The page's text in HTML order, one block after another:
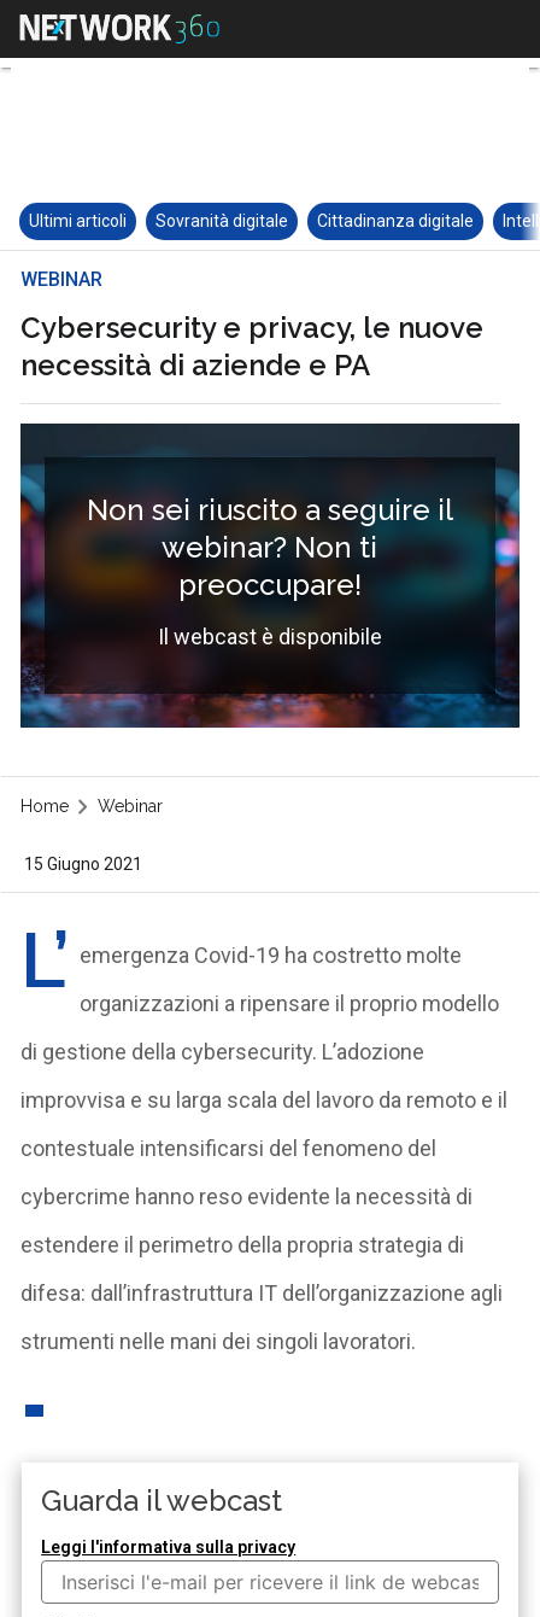
Ultimi articoli Sovranità digitale Cittadinanza digitale
WEBINAR
Cybersecurity e privacy, le nuove
necessità di aziende e PA
Non sei riuscito a seguire il
webinar? Non ti
preoccupare!
Il webcast è disponibile
Home Webinar
15 Giugno 2021
L’ emergenza Covid-19 ha costretto molte
organizzazioni a ripensare il proprio modello
di gestione della cybersecurity. L’adozione
improvvisa e su larga scala del lavoro da remoto e il
contestuale intensificarsi del fenomeno del
cybercrime hanno reso evidente la necessità di
estendere il perimetro della propria strategia di
difesa: dall’infrastruttura IT dell’organizzazione agli
strumenti nelle mani dei singoli lavoratori.
Guarda il webcast
Leggi l'informativa sulla privacy